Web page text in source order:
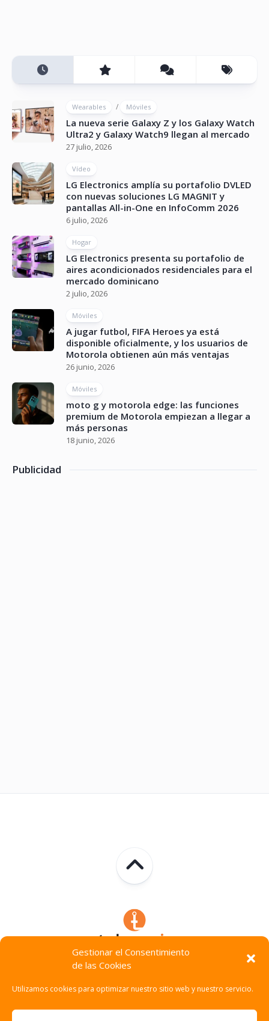
Gestionar el Consentimiento
de las Cookies
Utilizamos cookies para optimizar nuestro sitio web y nuestro servicio.
Wearables / Móviles
La nueva serie Galaxy Z y los Galaxy Watch
Ultra2 y Galaxy Watch9 llegan al mercado
27 julio, 2026
Vídeo
LG Electronics amplía su portafolio DVLED
con nuevas soluciones LG MAGNIT y
pantallas All-in-One en InfoComm 2026
6 julio, 2026
Hogar
LG Electronics presenta su portafolio de
aires acondicionados residenciales para el
mercado dominicano
2 julio, 2026
Móviles
A jugar futbol, FIFA Heroes ya está
disponible oficialmente, y los usuarios de
Motorola obtienen aún más ventajas
26 junio, 2026
Móviles
moto g y motorola edge: las funciones
premium de Motorola empiezan a llegar a
más personas
18 junio, 2026
Publicidad
Technocracia © 2026. Todos Los Derechos Reservados.